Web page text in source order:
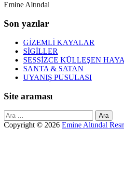
Emine Altındal
Son yazılar
GİZEMLİ KAYALAR
SİGİLLER
SESSİZCE KÜLLEŞEN
SANTA & SATAN
UYANIŞ PUSULASI
Site araması
Arama:
Copyright © 2026 Emine Altındal